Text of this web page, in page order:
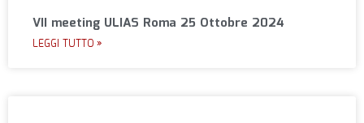
VII meeting ULIAS Roma 25 Ottobre 2024
LEGGI TUTTO »